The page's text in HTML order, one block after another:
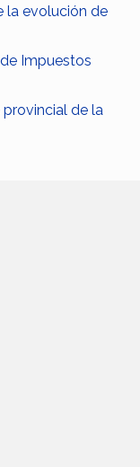
la evolución de
Impuestos
de la